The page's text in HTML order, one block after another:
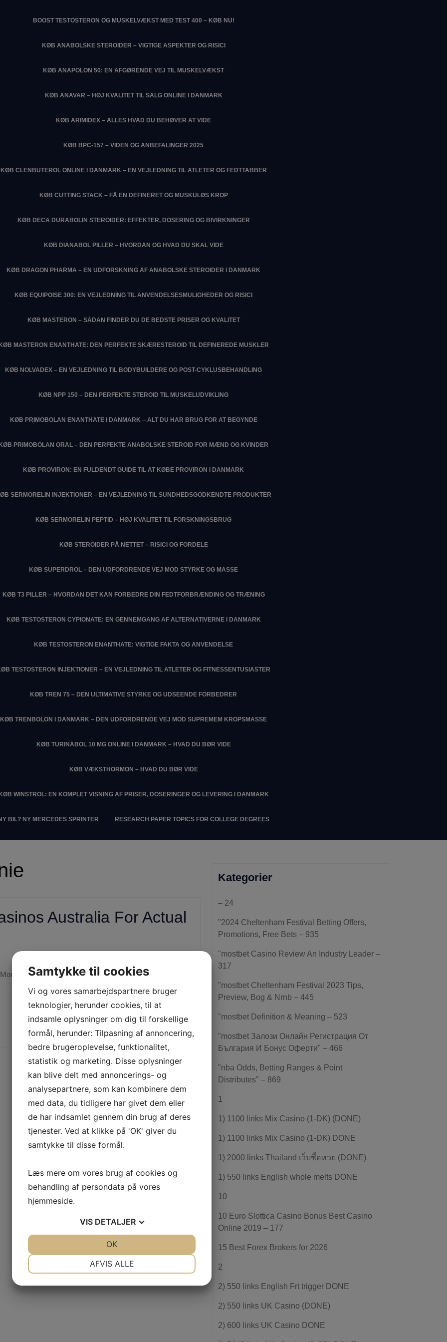
BOOST TESTOSTERON OG MUSKELVÆKST MED TEST 400 – KØB NU!
KØB ANABOLSKE STEROIDER – VIGTIGE ASPEKTER OG RISICI
KØB ANAPOLON 50: EN AFGØRENDE VEJ TIL MUSKELVÆKST
KØB ANAVAR – HØJ KVALITET TIL SALG ONLINE I DANMARK
KØB ARIMIDEX – ALLES HVAD DU BEHØVER AT VIDE
KØB BPC-157 – VIDEN OG ANBEFALINGER 2025
KØB CLENBUTEROL ONLINE I DANMARK – EN VEJLEDNING TIL ATLETER OG FEDTTABBER
KØB CUTTING STACK – FÅ EN DEFINERET OG MUSKULØS KROP
KØB DECA DURABOLIN STEROIDER: EFFEKTER, DOSERING OG BIVIRKNINGER
KØB DIANABOL PILLER – HVORDAN OG HVAD DU SKAL VIDE
KØB DRAGON PHARMA – EN UDFORSKNING AF ANABOLSKE STEROIDER I DANMARK
KØB EQUIPOISE 300: EN VEJLEDNING TIL ANVENDELSESMULIGHEDER OG RISICI
KØB MASTERON – SÅDAN FINDER DU DE BEDSTE PRISER OG KVALITET
MASTERON ENANTHATE: DEN PERFEKTE SKÆRESTEROID TIL DEFINEREDE MUSKLER
KØB NOLVADEX – EN VEJLEDNING TIL BODYBUILDERE OG POST-CYKLUSBEHANDLING
KØB NPP 150 – DEN PERFEKTE STEROID TIL MUSKELUDVIKLING
KØB PRIMOBOLAN ENANTHATE I DANMARK – ALT DU HAR BRUG FOR AT BEGYNDE
PRIMOBOLAN ORAL – DEN PERFEKTE ANABOLSKE STEROID FOR MÆND OG KVINDER
KØB PROVIRON: EN FULDENDT GUIDE TIL AT KØBE PROVIRON I DANMARK
SERMORELIN INJEKTIONER – EN VEJLEDNING TIL SUNDHEDSGODKENDTE PRODUKTER
KØB SERMORELIN PEPTID – HØJ KVALITET TIL FORSKNINGSBRUG
KØB STEROIDER PÅ NETTET – RISICI OG FORDELE
KØB SUPERDROL – DEN UDFORDRENDE VEJ MOD STYRKE OG MASSE
KØB T3 PILLER – HVORDAN DET KAN FORBEDRE DIN FEDTFORBRÆNDING OG TRÆNING
KØB TESTOSTERON CYPIONATE: EN GENNEMGANG AF ALTERNATIVERNE I DANMARK
KØB TESTOSTERON ENANTHATE: VIGTIGE FAKTA OG ANVENDELSE
TESTOSTERON INJEKTIONER – EN VEJLEDNING TIL ATLETER OG FITNESSENTUSIASTER
KØB TREN 75 – DEN ULTIMATIVE STYRKE OG UDSEENDE FORBEDRER
KØB TRENBOLON I DANMARK – DEN UDFORDRENDE VEJ MOD SUPREMEM KROPSMASSE
KØB TURINABOL 10 MG ONLINE I DANMARK – HVAD DU BØR VIDE
KØB VÆKSTHORMON – HVAD DU BØR VIDE
WINSTROL: EN KOMPLET VISNING AF PRISER, DOSERINGER OG LEVERING I DANMARK
BIL? NY MERCEDES SPRINTER RESEARCH PAPER TOPICS FOR COLLEGE DEGREES
Australia For Actual
READ COMPLETE POST
Kategorier
– 24
"2024 Cheltenham Festival Betting Offers,
Promotions, Free Bets – 935
"mostbet Casino Review An Industry Leader –
317
"mostbet Cheltenham Festival 2023 Tips,
Preview, Bog & Nrnb – 445
"mostbet Definition & Meaning – 523
"mostbet Залози Онлайн Регистрация От
България И Бонус Оферти" – 466
"nba Odds, Betting Ranges & Point
Distributes" – 869
1
1) 1100 links Mix Casino (1-DK) (DONE)
1) 1100 links Mix Casino (1-DK) DONE
1) 2000 links Thailand เว็บซื้อหวย (DONE)
1) 550 links English whole melts DONE
10
10 Euro Slottica Casino Bonus Best Casino
Online 2019 – 177
15 Best Forex Brokers for 2026
2
2) 550 links English Frt trigger DONE
2) 550 links UK Casino (DONE)
2) 600 links UK Casino DONE
Samtykke til cookies
Vi og vores samarbejdspartnere bruger
teknologier, herunder cookies, til at
indsamle oplysninger om dig til forskellige
formål, herunder: Tilpasning af annoncering,
bedre brugeroplevelse, funktionalitet,
statistik og marketing. Disse oplysninger
kan blive delt med annoncerings- og
analysepartnere, som kan kombinere dem
med data, du tidligere har givet dem eller
de har indsamlet gennem din brug af deres
tjenester. Ved at klikke på 'OK' giver du
samtykke til disse formål.
Læs mere om vores brug af cookies og
behandling af persondata på vores
hjemmeside.
VIS DETALJER
AFVIS ALLE
OK